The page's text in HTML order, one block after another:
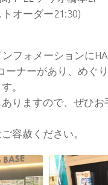
オーダー21:30)
フォメーションに
ーナーがあり、めぐ
。
りますので、ぜひお
容赦ください。